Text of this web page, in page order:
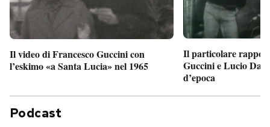
Il video di Francesco Guccini con
l’eskimo «a Santa Lucia» nel 1965
Il particolare
Guccini e Lucio
d’epoca
Podcast